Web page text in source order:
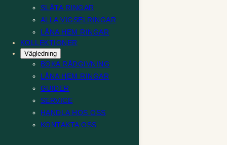
SLÄTA RINGAR
ALLA VIGSELRINGAR
LÅNA HEM RINGAR
KOLLEKTIONER
Vägledning
BOKA RÅDGIVNING
LÅNA HEM RINGAR
GUIDER
SERVICE
HANDLA HOS OSS
KONTAKTA OSS